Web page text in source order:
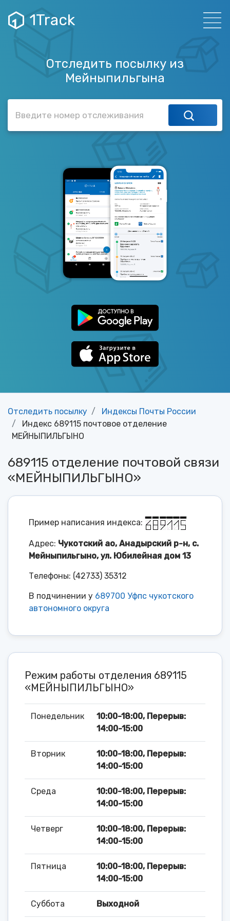
1Track
Отследить посылку из
Мейныпильгына
Отследить посылку
Индексы Почты России
Индекс 689115 почтовое отделение
МЕЙНЫПИЛЬГЫНО
689115 отделение почтовой связи
«МЕЙНЫПИЛЬГЫНО»
Пример написания индекса:
Адрес: Чукотский ао, Анадырский р-н, с.
Мейныпильгыно, ул. Юбилейная дом 13
Телефоны: (42733) 35312
В подчинении у 689700 Уфпс чукотского
автономного округа
Режим работы отделения 689115
«МЕЙНЫПИЛЬГЫНО»
Понедельник
10:00-18:00, Перерыв:
14:00-15:00
Вторник
10:00-18:00, Перерыв:
14:00-15:00
Среда
10:00-18:00, Перерыв:
14:00-15:00
Четверг
10:00-18:00, Перерыв:
14:00-15:00
Пятница
10:00-18:00, Перерыв:
14:00-15:00
Суббота Выходной